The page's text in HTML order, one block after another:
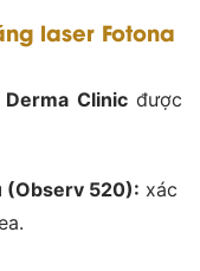
laser Fotona
Clinicđược
(Observ 520): xác